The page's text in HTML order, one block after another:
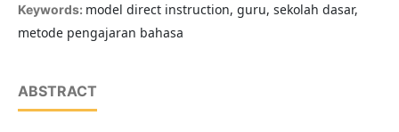
Keywords: model direct instruction, guru, sekolah dasar,
metode pengajaran bahasa
ABSTRACT